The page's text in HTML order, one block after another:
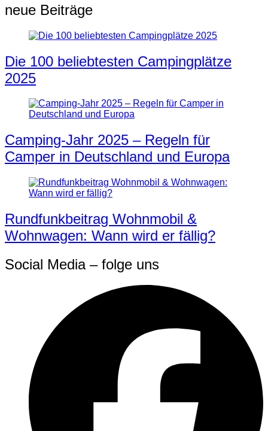
neue Beiträge
Die 100 beliebtesten Campingplätze
2025
Camping-Jahr 2025 – Regeln für
Camper in Deutschland und Europa
Rundfunkbeitrag Wohnmobil &
Wohnwagen: Wann wird er fällig?
Social Media – folge uns